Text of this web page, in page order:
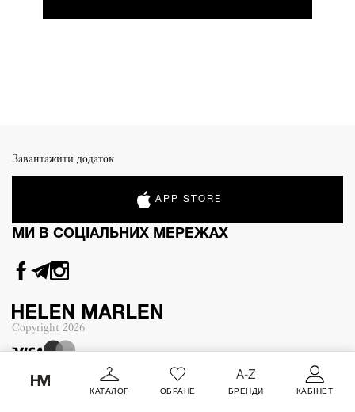
КАТАЛОГ ОБРАНЕ БРЕНДИ КАБІНЕТ
Завантажити додаток
APP STORE
МИ В СОЦІАЛЬНИХ МЕРЕЖАХ
Copyright 2026